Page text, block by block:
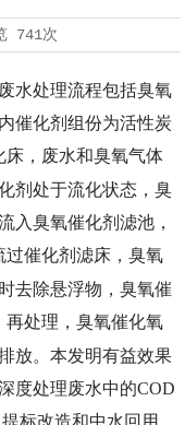
741次
水处理流程包括臭氧
催化剂组份为活性炭
床，废水和臭氧气体
剂处于流化状态，臭
入臭氧催化剂滤池，
过催化剂滤床，臭氧
去除悬浮物，臭氧催
再处理，臭氧催化氧
放。本发明有益效果
度处理废水中的COD
标改造和中水回用。